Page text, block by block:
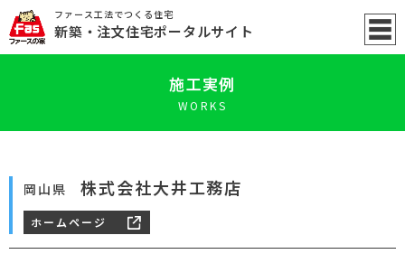
ファース工法でつくる住宅
新築 ・注文住宅ポータルサイト
施工実例
WORKS
岡山県 株式会社大井工務店
ホームページ